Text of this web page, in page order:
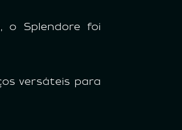
o Splendore foi
versáteis para